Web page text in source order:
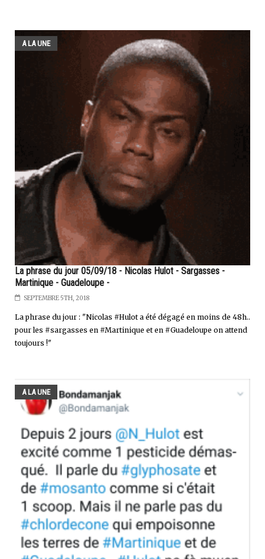
A LA UNE
La phrase du jour 05/09/18 - Nicolas Hulot - Sargasses -
Martinique - Guadeloupe -
SEPTEMBRE 5TH, 2018
La phrase du jour : "Nicolas #Hulot a été dégagé en moins de 48h..
pour les #sargasses en #Martinique et en #Guadeloupe on attend
toujours !"
A LA UNE